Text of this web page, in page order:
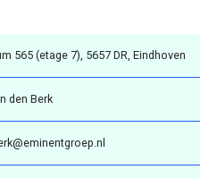
565 (etage 7), 5657 DR, Eindhoven
den Berk